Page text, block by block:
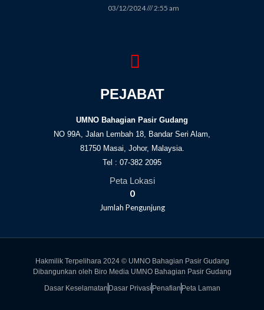
03/12/2024 2:55 am
PEJABAT
UMNO Bahagian Pasir Gudang
NO 99A, Jalan Lembah 18, Bandar Seri Alam,
81750 Masai, Johor, Malaysia.
Tel : 07-382 2095
Peta Lokasi
Jumlah Pengunjung
0
Hakmilik Terpelihara 2024 © UMNO Bahagian Pasir Gudang
Dibangunkan oleh Biro Media UMNO Bahagian Pasir Gudang
Dasar Keselamatan Dasar Privasi Penafian Peta Laman